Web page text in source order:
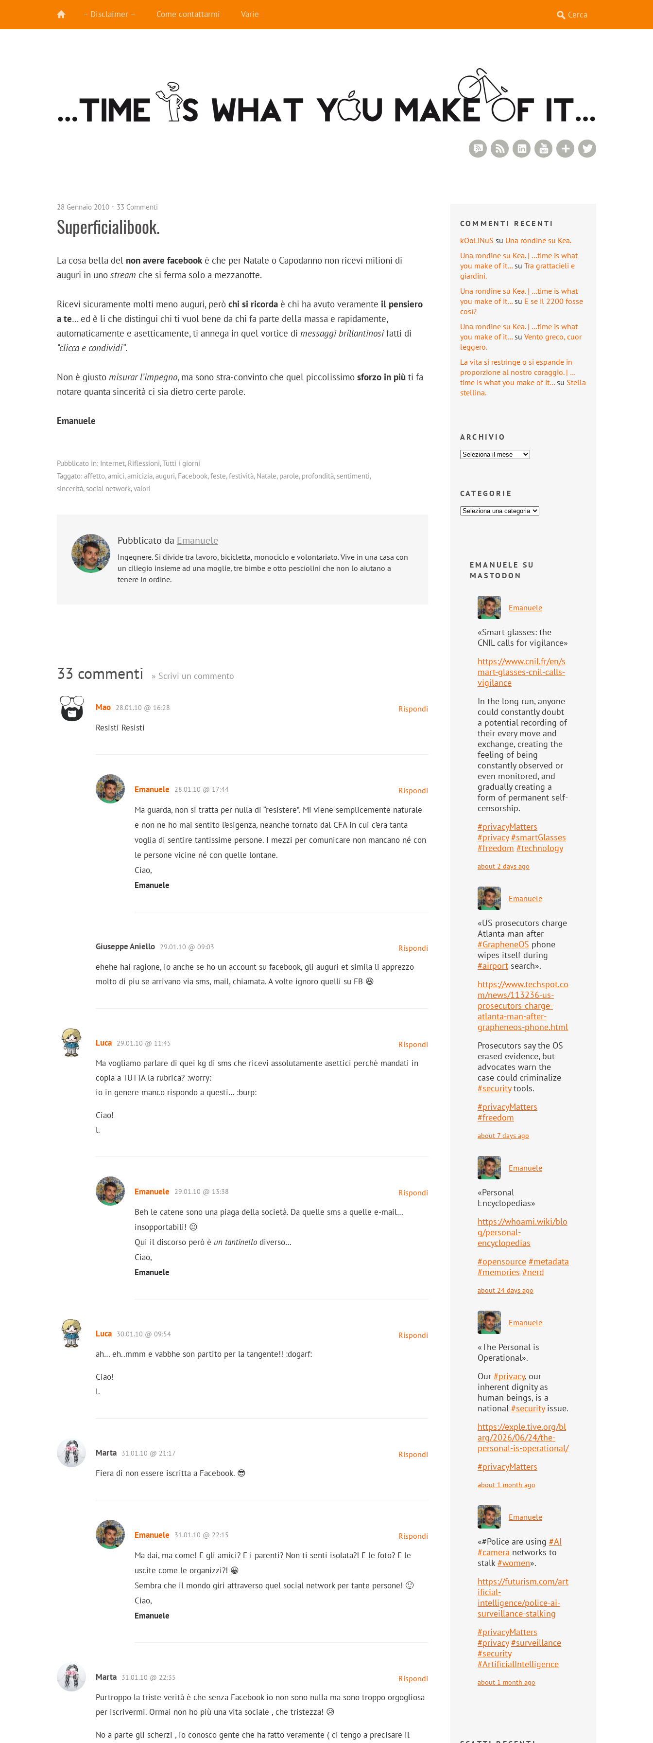
– Disclaimer – Come contattarmi Varie
Google+
YouTube
LinkedIn
RSS Feed
RSS Comments
28 Gennaio 2010 33 Commenti
Superficialibook.
La cosa bella del non avere facebook è che per Natale o Capodanno non ricevi milioni di
auguri in uno stream che si ferma solo a mezzanotte.
Ricevi sicuramente molti meno auguri, però chi si ricorda è chi ha avuto veramente il pensiero
a te… ed è li che distingui chi ti vuol bene da chi fa parte della massa e rapidamente,
automaticamente e asetticamente, ti annega in quel vortice di messaggi brillantinosifatti di
“clicca e condividi”.
Non è giusto misurar l’impegno, ma sono stra-convinto che quel piccolissimo sforzo in più ti fa
notare quanta sincerità ci sia dietro certe parole.
Emanuele
Pubblicato in: Internet, Riflessioni,Tutti i giorni
Taggato: affetto,amici,amicizia,auguri, Facebook,feste,festività, Natale, parole, profondità,sentimenti,
sincerità,social network,valori
Pubblicato da Emanuele
Ingegnere. Si divide tra lavoro, bicicletta, monociclo e volontariato. Vive in una casa con
un ciliegio insieme ad una moglie, tre bimbe e otto pesciolini che non lo aiutano a
tenere in ordine.
33 commenti » Scrivi un commento
Mao Rispondi
28.01.10 @ 16:28
Resisti Resisti
Emanuele Rispondi
28.01.10 @ 17:44
Ma guarda, non si tratta per nulla di “resistere”. Mi viene semplicemente naturale
e non ne ho mai sentito l’esigenza, neanche tornato dal CFA in cui c’era tanta
voglia di sentire tantissime persone. I mezzi per comunicare non mancano né con
le persone vicine né con quelle lontane.
Ciao,
Emanuele
Giuseppe Aniello Rispondi
29.01.10 @ 09:03
ehehe hai ragione, io anche se ho un account su facebook, gli auguri et simila li apprezzo
molto di piu se arrivano via sms, mail, chiamata. A volte ignoro quelli su FB 😆
Luca Rispondi
29.01.10 @ 11:45
Ma vogliamo parlare di quei kg di sms che ricevi assolutamente asettici perchè mandati in
copia a TUTTA la rubrica? :worry:
io in genere manco rispondo a questi… :burp:
Ciao!
l.
Emanuele Rispondi
29.01.10 @ 13:38
Beh le catene sono una piaga della società. Da quelle sms a quelle e-mail…
insopportabili! 😐
Qui il discorso però è un tantinello diverso…
Ciao,
Emanuele
Luca Rispondi
30.01.10 @ 09:54
ah… eh..mmm e vabbhe son partito per la tangente!! :dogarf:
Ciao!
l.
Marta Rispondi
31.01.10 @ 21:17
Fiera di non essere iscritta a Facebook. 😎
Emanuele Rispondi
31.01.10 @ 22:15
Ma dai, ma come! E gli amici? E i parenti? Non ti senti isolata?! E le foto? E le
uscite come le organizzi?! 😀
Sembra che il mondo giri attraverso quel social network per tante persone! 🙂
Ciao,
Emanuele
Marta Rispondi
31.01.10 @ 22:35
Purtroppo la triste verità è che senza Facebook io non sono nulla ma sono troppo orgogliosa
per iscrivermi. Ormai non ho più una vita sociale , che tristezza! 😥
No a parte gli scherzi , io conosco gente che ha fatto veramente ( ci tengo a precisare il
COMMENTI RECENTI
kOoLiNuS su Una rondine su Kea.
Una rondine su Kea. | …time is what
you make of it… su Tra grattacieli e
giardini.
Una rondine su Kea. | …time is what
you make of it… su E se il 2200 fosse
così?
Una rondine su Kea. | …time is what
you make of it… su Vento greco, cuor
leggero.
La vita si restringe o si espande in
proporzione al nostro coraggio. | …
time is what you make of it… su Stella
stellina.
ARCHIVIO
CATEGORIE
EMANUELE SU
MASTODON
Emanuele
«Smart glasses: the
CNIL calls for vigilance»
https://www.cnil.fr/en/s
mart-glasses-cnil-calls-
vigilance
In the long run, anyone
could constantly doubt
a potential recording of
their every move and
exchange, creating the
feeling of being
constantly observed or
even monitored, and
gradually creating a
form of permanent self-
censorship.
#privacyMatters
#privacy #smartGlasses
#freedom #technology
about 2 days ago
Emanuele
«US prosecutors charge
Atlanta man after
#GrapheneOS phone
wipes itself during
#airport search».
https://www.techspot.co
m/news/113236-us-
prosecutors-charge-
atlanta-man-after-
grapheneos-phone.html
Prosecutors say the OS
erased evidence, but
advocates warn the
case could criminalize
#securitytools.
#privacyMatters
#freedom
about 7 days ago
Emanuele
«Personal
Encyclopedias»
https://whoami.wiki/blo
g/personal-
encyclopedias
#opensource #metadata
#memories #nerd
about 24 days ago
Emanuele
«The Personal is
Operational».
Our #privacy, our
inherent dignity as
human beings, is a
national #securityissue.
https://exple.tive.org/bl
arg/2026/06/24/the-
personal-is-operational/
#privacyMatters
about 1 month ago
Emanuele
«#Police are using #AI
#camera networks to
stalk#women».
https://futurism.com/art
ificial-
intelligence/police-ai-
surveillance-stalking
#privacyMatters
#privacy #surveillance
#security
#ArtificialIntelligence
about 1 month ago